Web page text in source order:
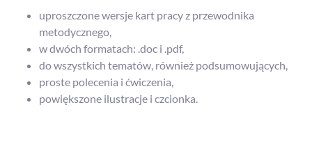
uproszczone wersje kart pracy z przewodnika
metodycznego,
w dwóch formatach: .doc i .pdf,
do wszystkich tematów, również podsumowujących,
proste polecenia i ćwiczenia,
powiększone ilustracje i czcionka.